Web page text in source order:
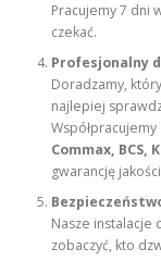
Pracujemy 7 dni
czekać.
Profesjonalny
Doradzamy,
najlepiej
Commax, BCS,
gwarancję
Nasze instalacje
zobaczyć, kto